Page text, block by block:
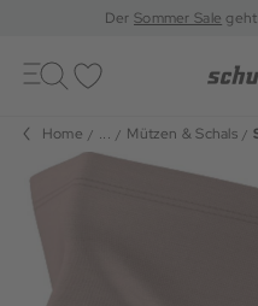
DerSommer Sale geht
Toggle
navigation
Home ... Mützen & Schals